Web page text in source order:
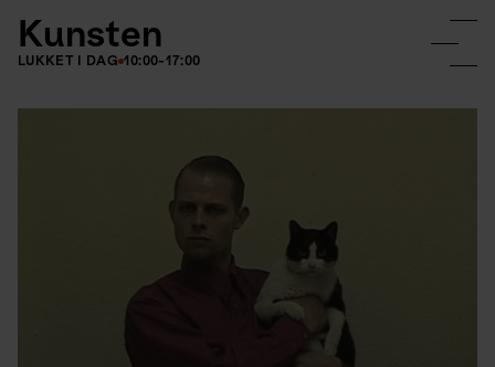
Kunsten
LUKKET I DAG 10:00-17:00